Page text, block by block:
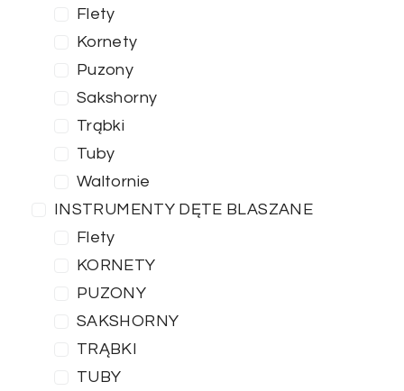
Flety
Kornety
Puzony
Sakshorny
Trąbki
Tuby
Waltornie
INSTRUMENTY DĘTE BLASZANE
Flety
KORNETY
PUZONY
SAKSHORNY
TRĄBKI
TUBY